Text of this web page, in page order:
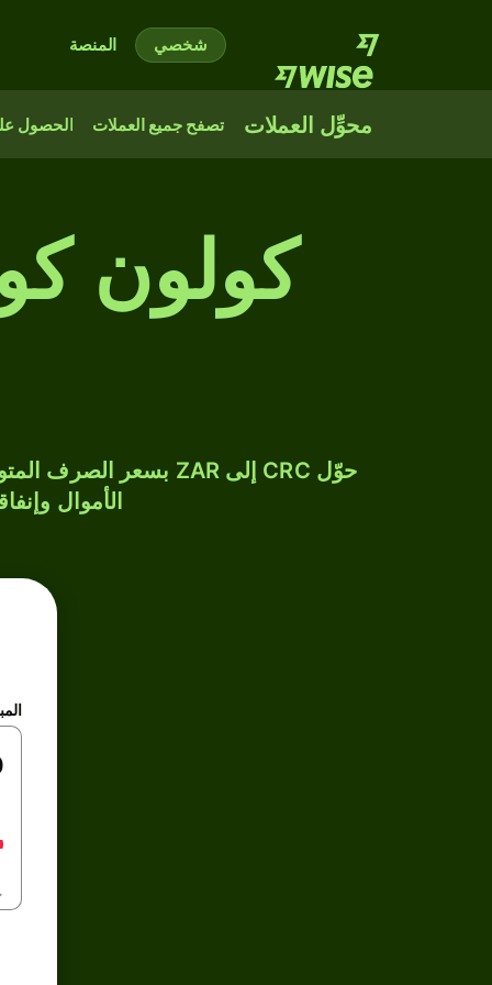
شخصي المنصة
محوِّل العملات تصفح جميع العملات الحصول
كولون
الأموال